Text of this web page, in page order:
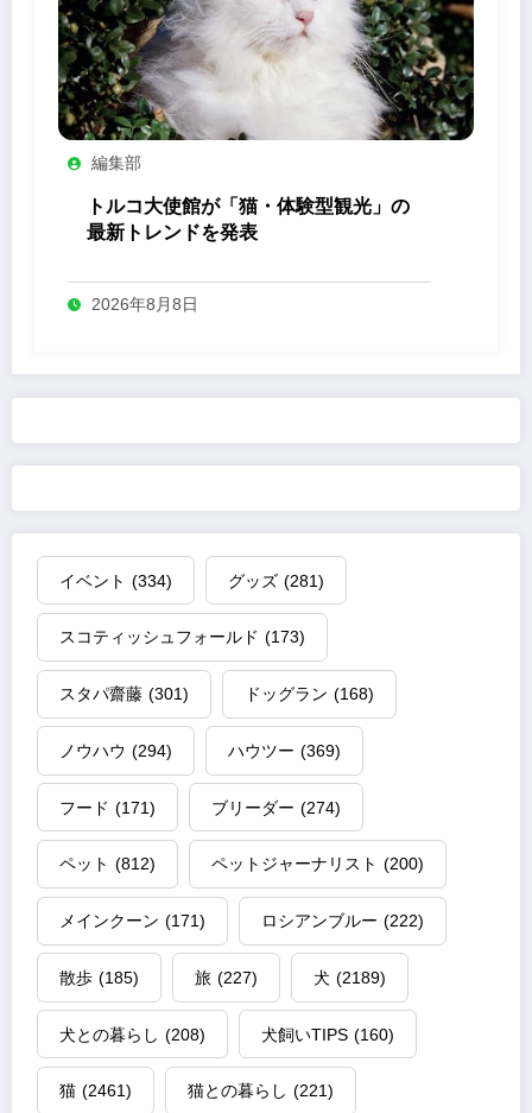
編集部
トルコ大使館が「猫・体験型観光」の
最新トレンドを発表
2026年8月8日
イベント (334) グッズ (281)
スコティッシュフォールド (173)
スタパ齋藤 (301) ドッグラン (168)
ノウハウ (294) ハウツー (369)
フード (171) ブリーダー (274)
ペット (812) ペットジャーナリスト (200)
メインクーン (171) ロシアンブルー (222)
散歩 (185) 旅 (227) 犬 (2189)
犬との暮らし (208) 犬飼いTIPS (160)
猫 (2461) 猫との暮らし (221)